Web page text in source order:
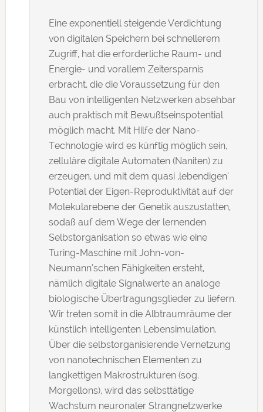
Eine exponentiell steigende Verdichtung
von digitalen Speichern bei schnellerem
Zugriff, hat die erforderliche Raum- und
Energie- und vorallem Zeitersparnis
erbracht, die die Voraussetzung für den
Bau von intelligenten Netzwerken absehbar
auch praktisch mit Bewußtseinspotential
möglich macht. Mit Hilfe der Nano-
Technologie wird es künftig möglich sein,
zelluläre digitale Automaten (Naniten) zu
erzeugen, und mit dem quasi ‚lebendigen’
Potential der Eigen-Reproduktivität auf der
Molekularebene der Genetik auszustatten,
sodaß auf dem Wege der lernenden
Selbstorganisation so etwas wie eine
Turing-Maschine mit John-von-
Neumann’schen Fähigkeiten ersteht,
nämlich digitale Signalwerte an analoge
biologische Übertragungsglieder zu liefern.
Wir treten somit in die Albtraumräume der
künstlich intelligenten Lebensimulation.
Über die selbstorganisierende Vernetzung
von nanotechnischen Elementen zu
langkettigen Makrostrukturen (sog.
Morgellons), wird das selbsttätige
Wachstum neuronaler Strangnetzwerke